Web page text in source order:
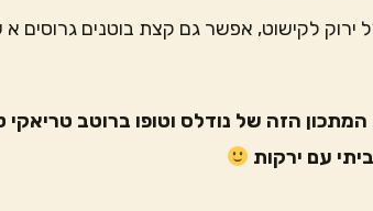
ירוק לקישוט, אפשר גם קצת בוטנים גרוסים
הזה של נודלס וטופו ברוטב טריאקי
עם ירקות